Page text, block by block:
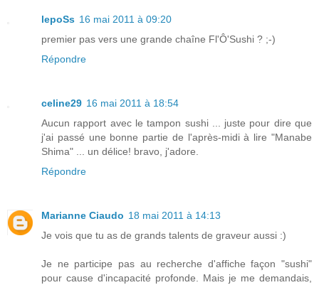
lepoSs 16 mai 2011 à 09:20
premier pas vers une grande chaîne Fl'Ô'Sushi ? ;-)
Répondre
celine29 16 mai 2011 à 18:54
Aucun rapport avec le tampon sushi ... juste pour dire que
j'ai passé une bonne partie de l'après-midi à lire "Manabe
Shima" ... un délice! bravo, j'adore.
Répondre
Marianne Ciaudo 18 mai 2011 à 14:13
Je vois que tu as de grands talents de graveur aussi :)
Je ne participe pas au recherche d'affiche façon "sushi"
pour cause d'incapacité profonde. Mais je me demandais,